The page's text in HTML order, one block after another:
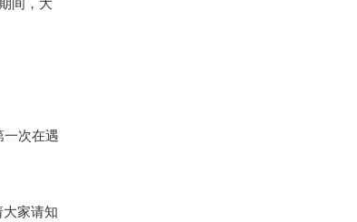
次在遇
家请知